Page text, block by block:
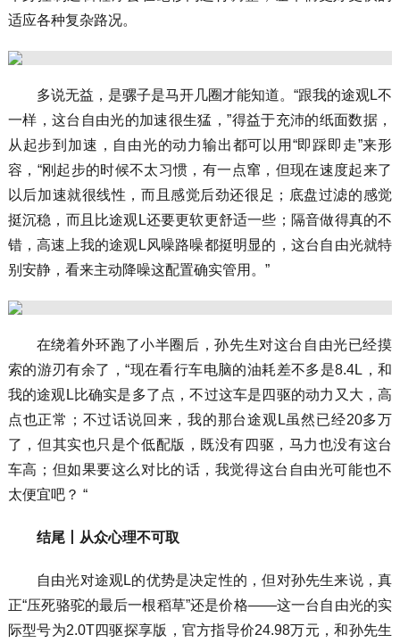
适应各种复杂路况。
多说无益，是骡子是马开几圈才能知道。“跟我的途观L不
一样，这台自由光的加速很生猛，”得益于充沛的纸面数据，
从起步到加速，自由光的动力输出都可以用“即踩即走”来形
容，“刚起步的时候不太习惯，有一点窜，但现在速度起来了
以后加速就很线性，而且感觉后劲还很足；底盘过滤的感觉
挺沉稳，而且比途观L还要更软更舒适一些；隔音做得真的不
错，高速上我的途观L风噪路噪都挺明显的，这台自由光就特
别安静，看来主动降噪这配置确实管用。”
在绕着外环跑了小半圈后，孙先生对这台自由光已经摸
索的游刃有余了，“现在看行车电脑的油耗差不多是8.4L，和
我的途观L比确实是多了点，不过这车是四驱的动力又大，高
点也正常；不过话说回来，我的那台途观L虽然已经20多万
了，但其实也只是个低配版，既没有四驱，马力也没有这台
车高；但如果要这么对比的话，我觉得这台自由光可能也不
太便宜吧？ “
结尾丨从众心理不可取
自由光对途观L的优势是决定性的，但对孙先生来说，真
正“压死骆驼的最后一根稻草”还是价格——这一台自由光的实
际型号为2.0T四驱探享版，官方指导价24.98万元，和孙先生